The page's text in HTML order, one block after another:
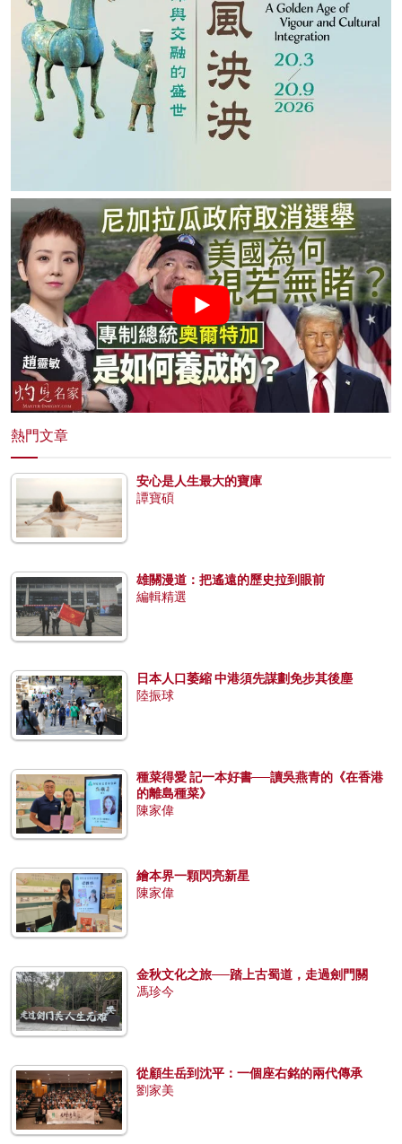
熱門文章
安心是人生最大的寶庫
譚寶碩
雄關漫道：把遙遠的歷史拉到眼前
編輯精選
日本人口萎縮 中港須先謀劃免步其後塵
陸振球
種菜得愛 記一本好書──讀吳燕青的《在香港
的離島種菜》
陳家偉
繪本界一顆閃亮新星
陳家偉
金秋文化之旅──踏上古蜀道，走過劍門關
馮珍今
從顧生岳到沈平：一個座右銘的兩代傳承
劉家美